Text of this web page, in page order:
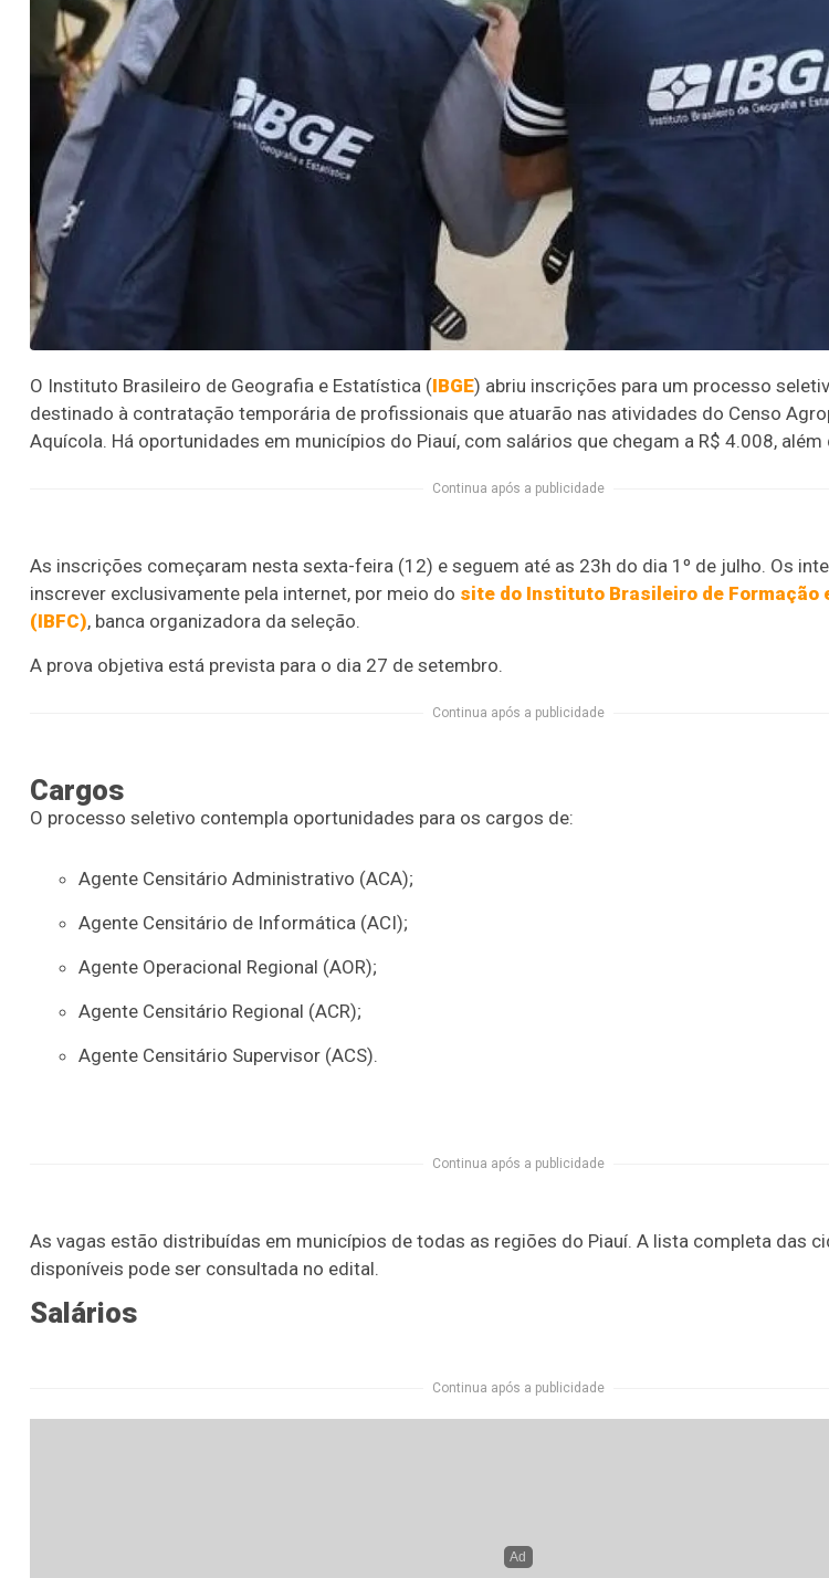
O Instituto Brasileiro de Geografia e Estatística (IBGE) abriu inscrições para um processo
destinado à contratação temporária de profissionais que atuarão nas atividades do Censo
Aquícola. Há oportunidades em municípios do Piauí, com salários que chegam a R$ 4.008,
Continua após a publicidade
As inscrições começaram nesta sexta-feira (12) e seguem até as 23h do dia 1º de julho. Os
inscrever exclusivamente pela internet, por meio do site do Instituto Brasileiro de Formação
(IBFC), banca organizadora da seleção.
A prova objetiva está prevista para o dia 27 de setembro.
Continua após a publicidade
Cargos
O processo seletivo contempla oportunidades para os cargos de:
Agente Censitário Administrativo (ACA);
Agente Censitário de Informática (ACI);
Agente Operacional Regional (AOR);
Agente Censitário Regional (ACR);
Agente Censitário Supervisor (ACS).
Continua após a publicidade
As vagas estão distribuídas em municípios de todas as regiões do Piauí. A lista completa das
disponíveis pode ser consultada no edital.
Salários
Continua após a publicidade